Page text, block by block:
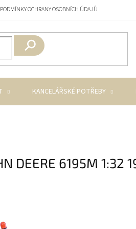
PODMÍNKY OCHRANY OSOBNÍCH ÚDAJŮ
KANCELÁŘSKÉ POTŘEBY
DEERE 6195M 1:32